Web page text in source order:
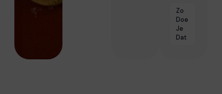
Zo
Doe
Je
Dat